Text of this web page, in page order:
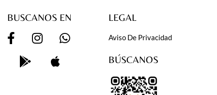
BUSCANOS EN LEGAL
Aviso De Privacidad
BÚSCANOS